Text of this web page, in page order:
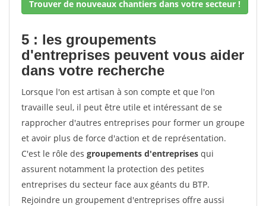
Trouver de nouveaux chantiers dans votre secteur !
5 : les groupements
d'entreprises peuvent vous aider
dans votre recherche
Lorsque l'on est artisan à son compte et que l'on
travaille seul, il peut être utile et intéressant de se
rapprocher d'autres entreprises pour former un groupe
et avoir plus de force d'action et de représentation.
C'est le rôle des groupements d'entreprises qui
assurent notamment la protection des petites
entreprises du secteur face aux géants du BTP.
Rejoindre un groupement d'entreprises offre aussi